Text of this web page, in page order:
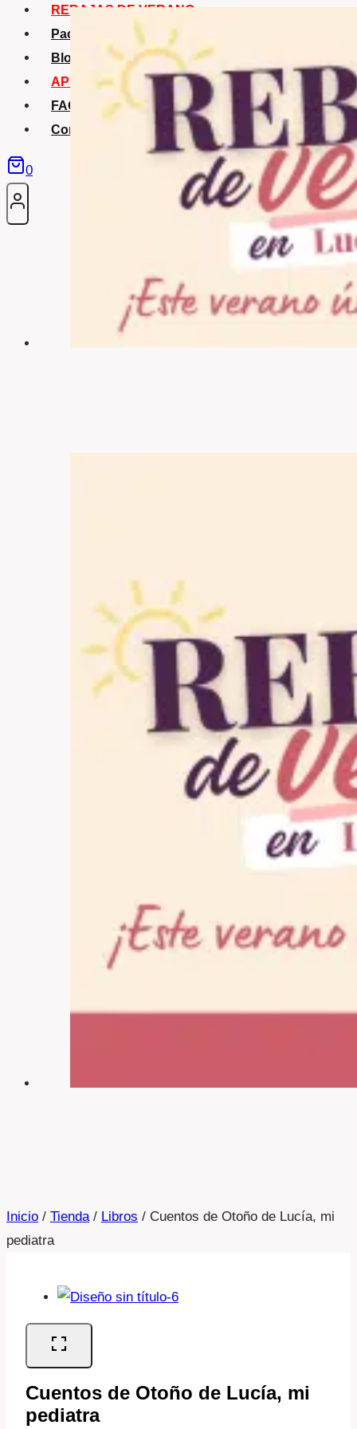
REBAJAS DE VERANO
Packs Verano
Blog
APP La Tribu
FAQS
Contacto
0
Inicio / Tienda / Libros / Cuentos de Otoño de Lucía, mi
pediatra
Cuentos de Otoño de Lucía, mi
pediatra